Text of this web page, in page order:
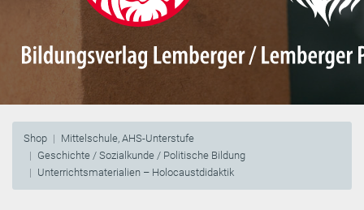
Shop
Mittelschule, AHS-Unterstufe
Geschichte / Sozialkunde / Politische Bildung
Unterrichtsmaterialien – Holocaustdidaktik